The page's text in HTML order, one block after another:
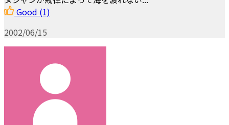
Good (1)
2002/06/15